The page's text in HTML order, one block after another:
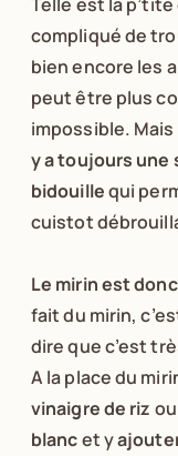
compliqué de
bien encore les
peut être plus
impossible.
y a toujours une
bidouillequi
cuistot
Le mirin est
fait du mirin,
dire que c’est
A la place du
vinaigre de riz
blancet y